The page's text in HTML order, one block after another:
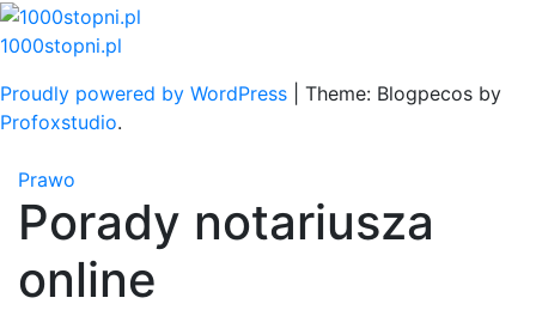
Skip
to
1000stopni.pl
Proudly powered by WordPress
Theme: Blogpecos by
Profoxstudio.
Prawo
Porady notariusza
online